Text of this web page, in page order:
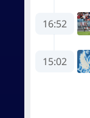
16:52
15:02